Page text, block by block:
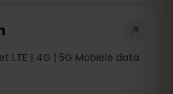
LTE | 4G | 5G Mobiele data